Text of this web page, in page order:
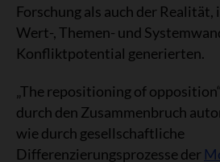
Forschung als auch der Realität,
Wert-, Themen- und
Konfliktpotential generierten.
„The repositioning of
durch den Zusammenbruch
wie durch gesellschaftliche
Differenzierungsprozesse der